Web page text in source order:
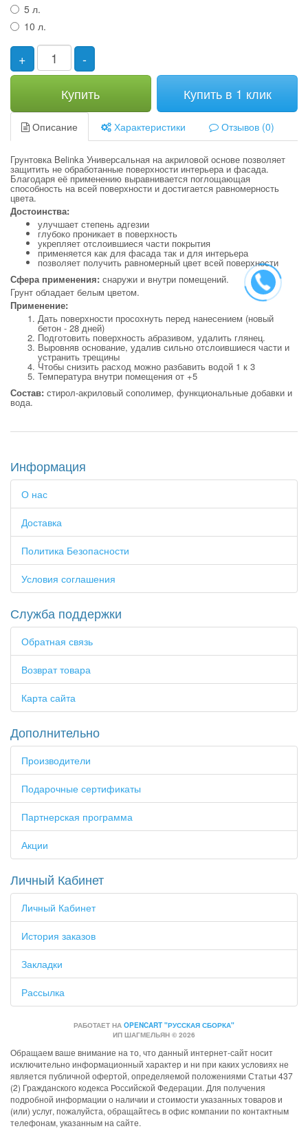
5 л.
10 л.
+
-
Купить
Купить в 1 клик
Описание Характеристики Отзывов (0)
Грунтовка Belinka Универсальная на акриловой основе позволяет
защитить не обработанные поверхности интерьера и фасада.
Благодаря её применению выравнивается поглощающая
способность на всей поверхности и достигается равномерность
цвета.
Достоинства:
улучшает степень адгезии
глубоко проникает в поверхность
укрепляет отслоившиеся части покрытия
применяется как для фасада так и для интерьера
позволяет получить равномерный цвет всей поверхности
Сфера применения: снаружи и внутри помещений.
Грунт обладает белым цветом.
Применение:
Дать поверхности просохнуть перед нанесением (новый
бетон - 28 дней)
Подготовить поверхность абразивом, удалить глянец.
Выровняв основание, удалив сильно отслоившиеся части и
устранить трещины
Чтобы снизить расход можно разбавить водой 1 к 3
Температура внутри помещения от +5
Состав: стирол-акриловый сополимер, функциональные добавки и
вода.
Информация
О нас
Доставка
Политика Безопасности
Условия соглашения
Служба поддержки
Обратная связь
Возврат товара
Карта сайта
Дополнительно
Производители
Подарочные сертификаты
Партнерская программа
Акции
Личный Кабинет
Личный Кабинет
История заказов
Закладки
Рассылка
РАБОТАЕТ НА OPENCART "РУССКАЯ СБОРКА"
ИП ШАГМЕЛЬЯН © 2026
Обращаем ваше внимание на то, что данный интернет-сайт носит
исключительно информационный характер и ни при каких условиях не
является публичной офертой, определяемой положениями Статьи 437
(2) Гражданского кодекса Российской Федерации. Для получения
подробной информации о наличии и стоимости указанных товаров и
(или) услуг, пожалуйста, обращайтесь в офис компании по контактным
телефонам, указанным на сайте.